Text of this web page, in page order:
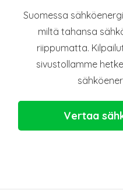
Suomessa
miltä tahansa
riippumatta.
sivustollamme
Vertaa